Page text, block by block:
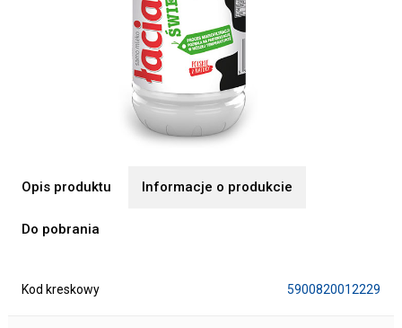
Opis produktu Informacje o produkcie
Do pobrania
Kod kreskowy 5900820012229